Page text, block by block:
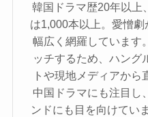
韓国ドラマ歴20年以上
は1,000本以上。愛憎
幅広く網羅しています
ッチするため、ハング
トや現地メディアか
中国ドラマにも注目し
ンドにも目を向けてい